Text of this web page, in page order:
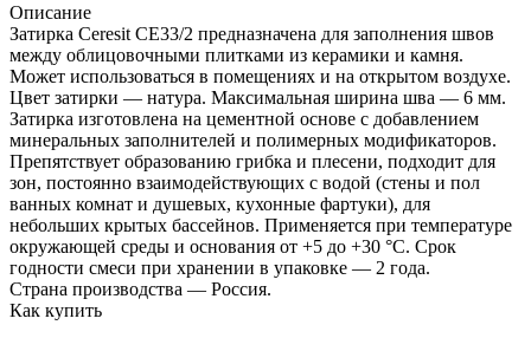
Описание
Затирка Ceresit CE33/2 предназначена для заполнения швов
между облицовочными плитками из керамики и камня.
Может использоваться в помещениях и на открытом воздухе.
Цвет затирки — натура. Максимальная ширина шва — 6 мм.
Затирка изготовлена на цементной основе с добавлением
минеральных заполнителей и полимерных модификаторов.
Препятствует образованию грибка и плесени, подходит для
зон, постоянно взаимодействующих с водой (стены и пол
ванных комнат и душевых, кухонные фартуки), для
небольших крытых бассейнов. Применяется при температуре
окружающей среды и основания от +5 до +30 °C. Срок
годности смеси при хранении в упаковке — 2 года.
Страна производства — Россия.
Как купить